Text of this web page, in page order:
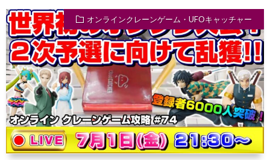
オンラインクレーンゲーム・UFOキャッチャー